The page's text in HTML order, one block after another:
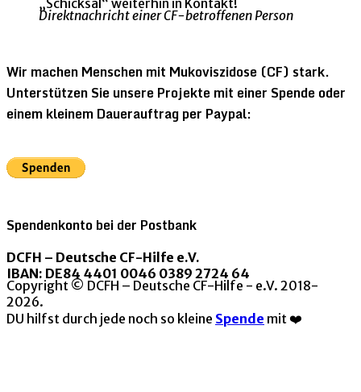
Direktnachricht einer CF-betroffenen Person
Wir machen Menschen mit Mukoviszidose (CF) stark.
Unterstützen Sie unsere Projekte mit einer Spende oder
einem kleinem Dauerauftrag per Paypal:
Spendenkonto bei der Postbank
DCFH – Deutsche CF-Hilfe e.V.
IBAN: DE84 4401 0046 0389 2724 64
Copyright © DCFH – Deutsche CF-Hilfe - e.V. 2018-
2026.
DU hilfst durch jede noch so kleine Spende mit ❤️